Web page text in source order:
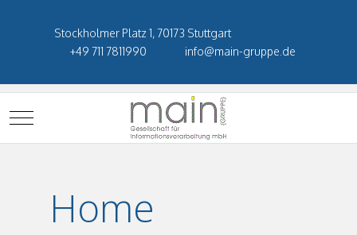
Stockholmer Platz 1, 70173 Stuttgart
+49 711 7811990
info@main-gruppe.de
Mobile Menu Toggle
Home